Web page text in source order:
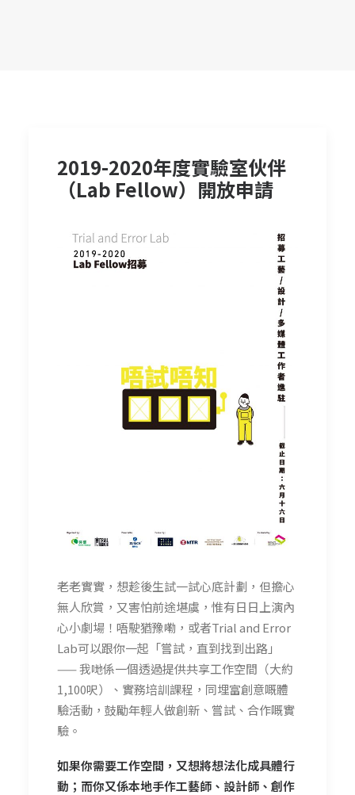
2019-2020年度實驗室伙伴
（Lab Fellow）開放申請
老老實實，想趁後生試一試心底計劃，但擔心
無人欣賞，又害怕前途堪虞，惟有日日上演內
心小劇場！唔駛猶豫嘞，或者Trial and Error
Lab可以跟你一起「嘗試，直到找到出路」
—— 我哋係一個透過提供共享工作空間（大約
1,100呎）、 實務培訓課程，同埋富創意嘅體
驗活動，鼓勵年輕人做創新 、嘗試、合作嘅實
驗。
如果你需要工作空間，又想將想法化成具體行
動；而你又係本地手作工藝師、設計師、創作